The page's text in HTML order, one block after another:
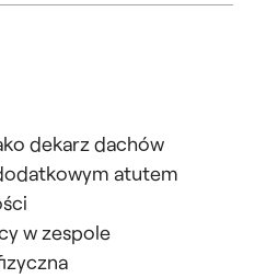
dekarz dachów
atutem
w zespole